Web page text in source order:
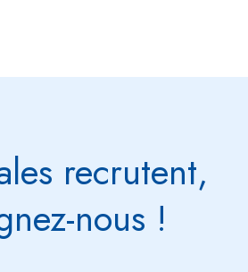
recrutent,
nous !